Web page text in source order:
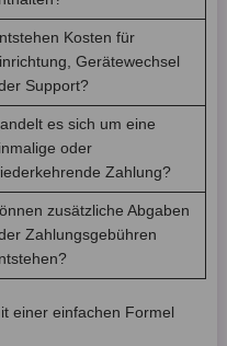
Kosten für
Gerätewechsel
Support?
es sich um eine
oder
Zahlung?
zusätzliche Abgaben
Zahlungsgebühren
einer einfachen Formel